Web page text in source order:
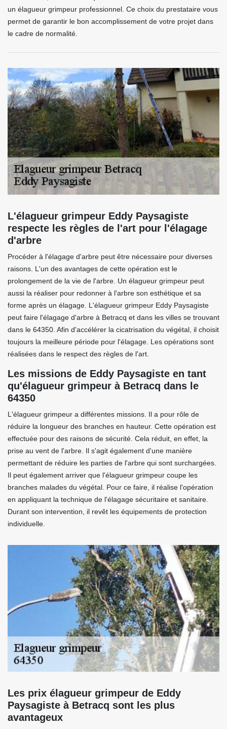
un élagueur grimpeur professionnel. Ce choix du prestataire vous
permet de garantir le bon accomplissement de votre projet dans
le cadre de normalité.
L'élagueur grimpeur Eddy Paysagiste
respecte les règles de l'art pour l'élagage
d'arbre
Procéder à l'élagage d'arbre peut être nécessaire pour diverses
raisons. L'un des avantages de cette opération est le
prolongement de la vie de l'arbre. Un élagueur grimpeur peut
aussi la réaliser pour redonner à l'arbre son esthétique et sa
forme après un élagage. L'élagueur grimpeur Eddy Paysagiste
peut faire l'élagage d'arbre à Betracq et dans les villes se trouvant
dans le 64350. Afin d'accélérer la cicatrisation du végétal, il choisit
toujours la meilleure période pour l'élagage. Les opérations sont
réalisées dans le respect des règles de l'art.
Les missions de Eddy Paysagiste en tant
qu'élagueur grimpeur à Betracq dans le
64350
L'élagueur grimpeur a différentes missions. Il a pour rôle de
réduire la longueur des branches en hauteur. Cette opération est
effectuée pour des raisons de sécurité. Cela réduit, en effet, la
prise au vent de l'arbre. Il s'agit également d'une manière
permettant de réduire les parties de l'arbre qui sont surchargées.
Il peut également arriver que l'élagueur grimpeur coupe les
branches malades du végétal. Pour ce faire, il réalise l'opération
en appliquant la technique de l'élagage sécuritaire et sanitaire.
Durant son intervention, il revêt les équipements de protection
individuelle.
Les prix élagueur grimpeur de Eddy
Paysagiste à Betracq sont les plus
avantageux